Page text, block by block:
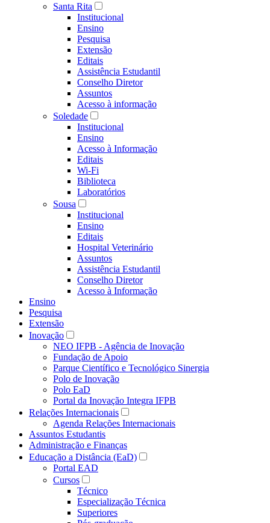
Santa Rita
Institucional
Ensino
Pesquisa
Extensão
Editais
Assistência Estudantil
Conselho Diretor
Assuntos
Acesso à informação
Soledade
Institucional
Ensino
Acesso à Informação
Editais
Wi-Fi
Biblioteca
Laboratórios
Sousa
Institucional
Ensino
Editais
Hospital Veterinário
Assuntos
Assistência Estudantil
Conselho Diretor
Acesso à Informação
Ensino
Pesquisa
Extensão
Inovação
NEO IFPB - Agência de Inovação
Fundação de Apoio
Parque Científico e Tecnológico Sinergia
Polo de Inovação
Polo EaD
Portal da Inovação Integra IFPB
Relações Internacionais
Agenda Relações Internacionais
Assuntos Estudantis
Administração e Finanças
Educação a Distância (EaD)
Portal EAD
Cursos
Técnico
Especialização Técnica
Superiores